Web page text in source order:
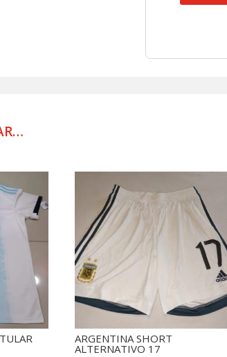
PLATA
cantidad
ARGENTINA SHORT
ALTERNATIVO 17